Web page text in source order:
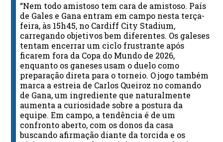
“Nem todo amistoso tem cara de amistoso. País
de Gales e Gana entram em campo nesta terça-
feira, às 15h45, no Cardiff City Stadium,
carregando objetivos bem diferentes. Os galeses
tentam encerrar um ciclo frustrante após
ficarem fora da Copa do Mundo de 2026,
enquanto os ganeses usam o duelo como
preparação direta para o torneio. O jogo também
marca a estreia de Carlos Queiroz no comando
de Gana, um ingrediente que naturalmente
aumenta a curiosidade sobre a postura da
equipe. Em campo, a tendência é de um
confronto aberto, com os donos da casa
buscando afirmação diante da torcida e os